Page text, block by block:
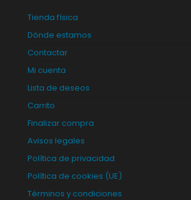
Tienda física
Dónde estamos
Contactar
Mi cuenta
Lista de deseos
Carrito
Finalizar compra
Avisos legales
Política de privacidad
Política de cookies (UE)
Términos y condiciones